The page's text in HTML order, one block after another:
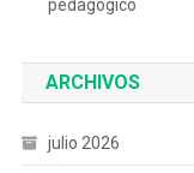
pedagógico
ARCHIVOS
julio 2026